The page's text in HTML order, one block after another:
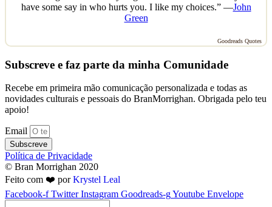
have some say in who hurts you. I like my choices.” —John
Green
Goodreads Quotes
Subscreve e faz parte da minha Comunidade
Recebe em primeira mão comunicação personalizada e todas as
novidades culturais e pessoais do BranMorrighan. Obrigada pelo teu
apoio!
Email
Subscreve
Política de Privacidade
© Bran Morrighan 2020
Feito com ❤️ porKrystel Leal
Facebook-f Twitter Instagram Goodreads-gYoutube Envelope